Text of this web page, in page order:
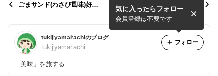
ごまサンド(わさび風味)好評
新商品 【わさびごま】
tukijiyamahachiのブログ
tukijiyamahachi
「美味」を旅する
気に入ったらフォロー
会員登録は不要です
フォロー